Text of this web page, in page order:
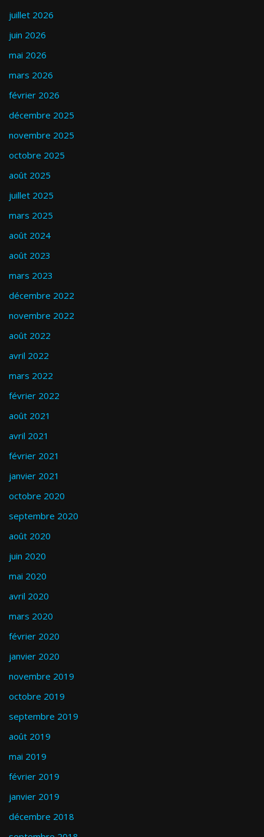
juillet 2026
juin 2026
mai 2026
mars 2026
février 2026
décembre 2025
novembre 2025
octobre 2025
août 2025
juillet 2025
mars 2025
août 2024
août 2023
mars 2023
décembre 2022
novembre 2022
août 2022
avril 2022
mars 2022
février 2022
août 2021
avril 2021
février 2021
janvier 2021
octobre 2020
septembre 2020
août 2020
juin 2020
mai 2020
avril 2020
mars 2020
février 2020
janvier 2020
novembre 2019
octobre 2019
septembre 2019
août 2019
mai 2019
février 2019
janvier 2019
décembre 2018